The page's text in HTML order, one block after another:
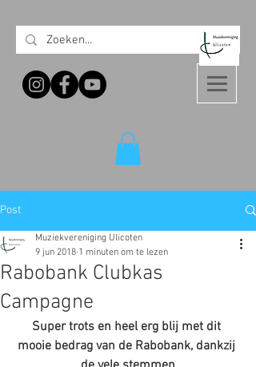
Post
Rabobank Clubkas
Campagne
Muziekvereniging Ulicoten
9 jun 2018 1 minuten om te lezen
Super trots en heel erg blij met dit
mooie bedrag van de Rabobank, dankzij